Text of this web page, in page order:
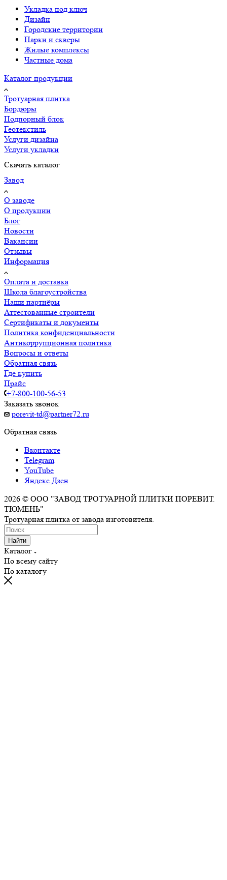
Укладка под ключ
Дизайн
Городские территории
Парки и скверы
Жилые комплексы
Частные дома
Каталог продукции
Тротуарная плитка
Бордюры
Подпорный блок
Геотекстиль
Услуги дизайна
Услуги укладки
Скачать каталог
Завод
О заводе
О продукции
Блог
Новости
Вакансии
Отзывы
Информация
Оплата и доставка
Школа благоустройства
Наши партнёры
Аттестованные строители
Сертификаты и документы
Политика конфиденциальности
Антикоррупционная политика
Вопросы и ответы
Обратная связь
Где купить
Прайс
+7-800-100-56-53
Заказать звонок
porevit-td@partner72.ru
Обратная связь
Вконтакте
Telegram
YouTube
Яндекс.Дзен
2026 © ООО "ЗАВОД ТРОТУАРНОЙ ПЛИТКИ ПОРЕВИТ.
ТЮМЕНЬ"
Тротуарная плитка от завода изготовителя.
Найти
Каталог
По всему сайту
По каталогу